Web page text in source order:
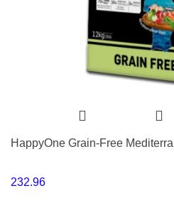
HappyOne Grain-Free
232.96